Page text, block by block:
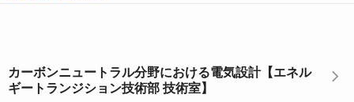
カーボンニュートラル分野における電気設計【エネル
ギートランジション技術部 技術室】